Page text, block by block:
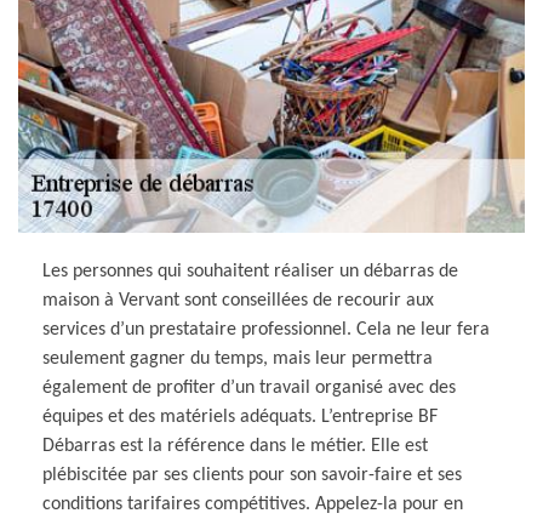
Les personnes qui souhaitent réaliser un débarras de
maison à Vervant sont conseillées de recourir aux
services d’un prestataire professionnel. Cela ne leur fera
seulement gagner du temps, mais leur permettra
également de profiter d’un travail organisé avec des
équipes et des matériels adéquats. L’entreprise BF
Débarras est la référence dans le métier. Elle est
plébiscitée par ses clients pour son savoir-faire et ses
conditions tarifaires compétitives. Appelez-la pour en